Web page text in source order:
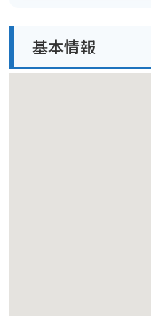
ポットとなっています。
基本情報